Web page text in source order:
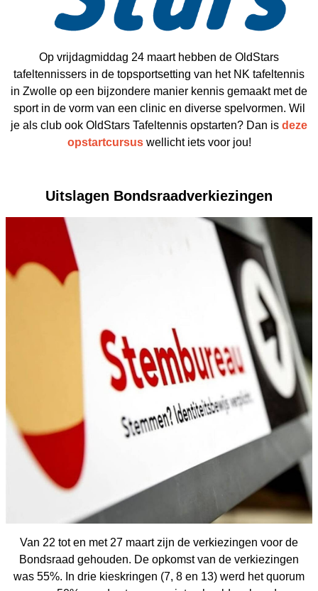
Op vrijdagmiddag 24 maart hebben de OldStars
tafeltennissers in de topsportsetting van het NK tafeltennis
in Zwolle op een bijzondere manier kennis gemaakt met de
sport in de vorm van een clinic en diverse spelvormen. Wil
je als club ook OldStars Tafeltennis opstarten? Dan is deze
opstartcursuswellicht iets voor jou!
Uitslagen Bondsraadverkiezingen
Van 22 tot en met 27 maart zijn de verkiezingen voor de
Bondsraad gehouden. De opkomst van de verkiezingen
was 55%. In drie kieskringen (7, 8 en 13) werd het quorum